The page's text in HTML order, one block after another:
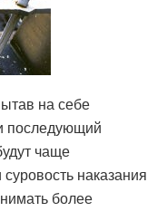
на себе
последующий
чаще
наказания
более